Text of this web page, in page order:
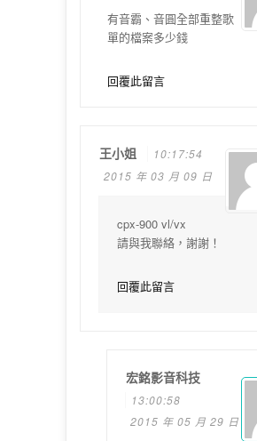
有音霸、音圓全部重整歌
單的檔案多少錢
回覆此留言
王小姐
10:17:54
2015 年 03 月 09 日
cpx-900 vl/vx
請與我聯絡，謝謝！
回覆此留言
宏銘影音科技
13:00:58
2015 年 05 月 29 日